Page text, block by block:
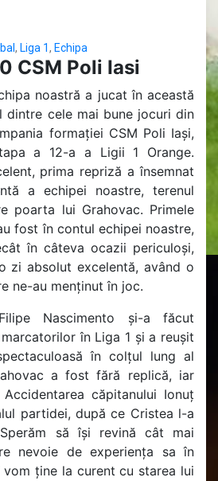
, Liga 1, Echipa
CSM Poli Iasi
noastră a jucat în această
dintre cele mai bune jocuri din
formației CSM Poli Iași,
a 12-a a Ligii 1 Orange.
prima repriză a însemnat
a echipei noastre, terenul
poarta lui Grahovac. Primele
fost în contul echipei noastre,
în câteva ocazii periculoși,
zi absolut excelentă, având o
ne-au menținut în joc.
Nascimento și-a făcut
în Liga 1 și a reușit
în colțul lung al
a fost fără replică, iar
căpitanului Ionuț
partidei, după ce Cristea l-a
să își revină cât mai
nevoie de experiența sa în
vom ține la curent cu starea lui